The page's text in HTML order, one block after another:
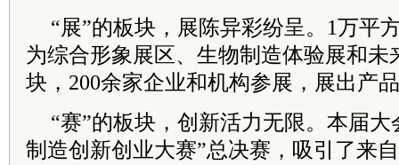
“展”的板块，展陈异彩纷呈。1万平
为综合形象展区、生物制造体验展和未
块，200余家企业和机构参展，展出产
“赛”的板块，创新活力无限。本届大
制造创新创业大赛”总决赛，吸引了来